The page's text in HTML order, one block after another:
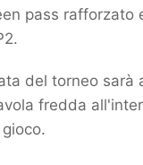
pass rafforzato
del torneo sarà
fredda